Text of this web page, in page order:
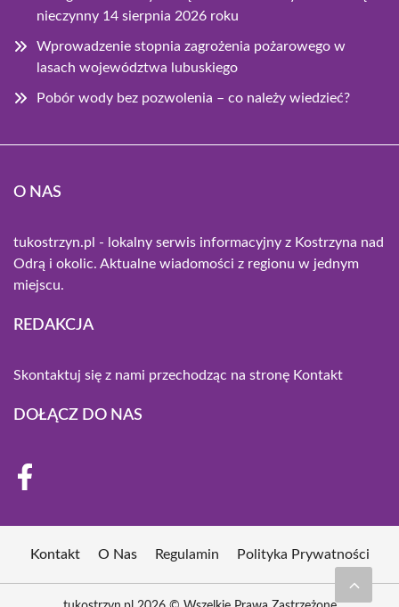
nieczynny 14 sierpnia 2026 roku
Wprowadzenie stopnia zagrożenia pożarowego w
lasach województwa lubuskiego
Pobór wody bez pozwolenia – co należy wiedzieć?
O NAS
tukostrzyn.pl - lokalny serwis informacyjny z Kostrzyna nad
Odrą i okolic. Aktualne wiadomości z regionu w jednym
miejscu.
REDAKCJA
Skontaktuj się z nami przechodząc na stronę Kontakt
DOŁĄCZ DO NAS
Kontakt O Nas Regulamin Polityka Prywatności